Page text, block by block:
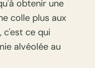
obtenir une
colle plus aux
c'est ce qui
alvéolée au